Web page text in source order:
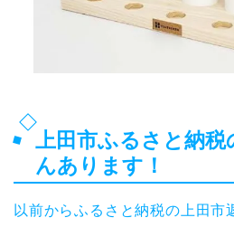
上田市ふるさと納税
んあります！
以前からふるさと納税の上田市